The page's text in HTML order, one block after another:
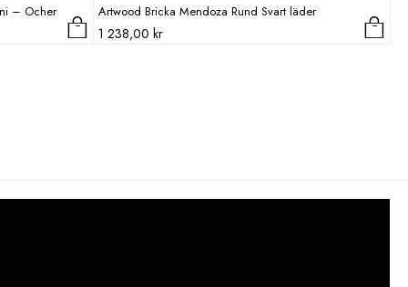
– Ocher Artwood Bricka Mendoza Rund Svart läder
1 238,00 kr